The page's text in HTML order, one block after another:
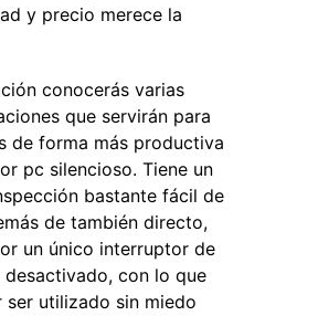
y precio merece la
conocerás varias
que servirán para
de forma más productiva
pc silencioso. Tiene un
bastante fácil de
de también directo,
un único interruptor de
con lo que
ser utilizado sin miedo